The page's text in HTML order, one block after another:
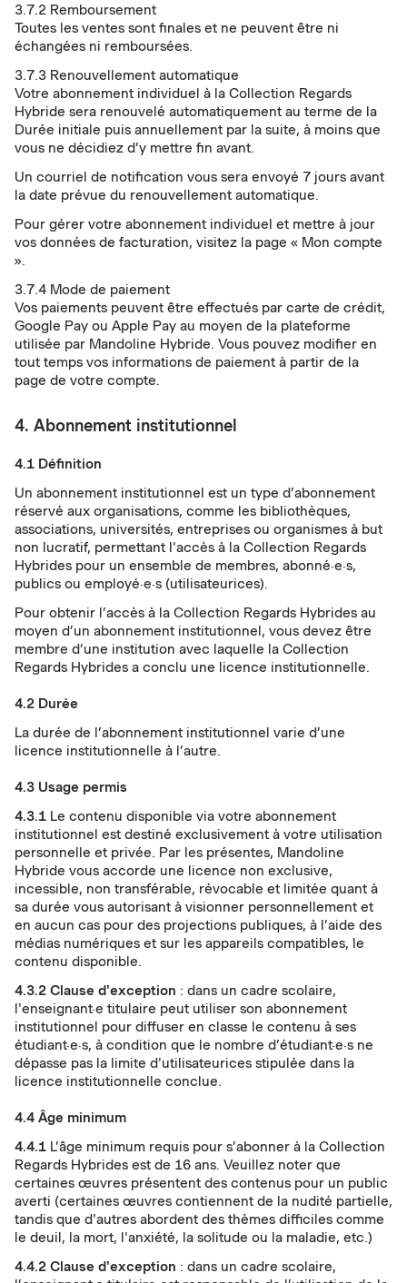
3.7.2 Remboursement
Toutes les ventes sont finales et ne peuvent être ni
échangées ni remboursées.
3.7.3 Renouvellement automatique
Votre abonnement individuel à la Collection Regards
Hybride sera renouvelé automatiquement au terme de la
Durée initiale puis annuellement par la suite, à moins que
vous ne décidiez d’y mettre fin avant.
Un courriel de notification vous sera envoyé 7 jours avant
la date prévue du renouvellement automatique.
Pour gérer votre abonnement individuel et mettre à jour
vos données de facturation, visitez la page « Mon compte
».
3.7.4 Mode de paiement
Vos paiements peuvent être effectués par carte de crédit,
Google Pay ou Apple Pay au moyen de la plateforme
utilisée par Mandoline Hybride. Vous pouvez modifier en
tout temps vos informations de paiement à partir de la
page de votre compte.
4. Abonnement institutionnel
4.1 Définition
Un abonnement institutionnel est un type d’abonnement
réservé aux organisations, comme les bibliothèques,
associations, universités, entreprises ou organismes à but
non lucratif, permettant l'accès à la Collection Regards
Hybrides pour un ensemble de membres, abonné·e·s,
publics ou employé·e·s (utilisateurices).
Pour obtenir l’accès à la Collection Regards Hybrides au
moyen d’un abonnement institutionnel, vous devez être
membre d’une institution avec laquelle la Collection
Regards Hybrides a conclu une licence institutionnelle.
4.2 Durée
La durée de l’abonnement institutionnel varie d’une
licence institutionnelle à l’autre.
4.3 Usage permis
4.3.1 Le contenu disponible via votre abonnement
institutionnel est destiné exclusivement à votre utilisation
personnelle et privée. Par les présentes, Mandoline
Hybride vous accorde une licence non exclusive,
incessible, non transférable, révocable et limitée quant à
sa durée vous autorisant à visionner personnellement et
en aucun cas pour des projections publiques, à l’aide des
médias numériques et sur les appareils compatibles, le
contenu disponible.
4.3.2 Clause d'exception : dans un cadre scolaire,
l'enseignant·e titulaire peut utiliser son abonnement
institutionnel pour diffuser en classe le contenu à ses
étudiant·e·s, à condition que le nombre d’étudiant·e·s ne
dépasse pas la limite d'utilisateurices stipulée dans la
licence institutionnelle conclue.
4.4 Âge minimum
4.4.1 L’âge minimum requis pour s’abonner à la Collection
Regards Hybrides est de 16 ans. Veuillez noter que
certaines œuvres présentent des contenus pour un public
averti (certaines œuvres contiennent de la nudité partielle,
tandis que d'autres abordent des thèmes difficiles comme
le deuil, la mort, l'anxiété, la solitude ou la maladie, etc.)
4.4.2 Clause d'exception : dans un cadre scolaire,